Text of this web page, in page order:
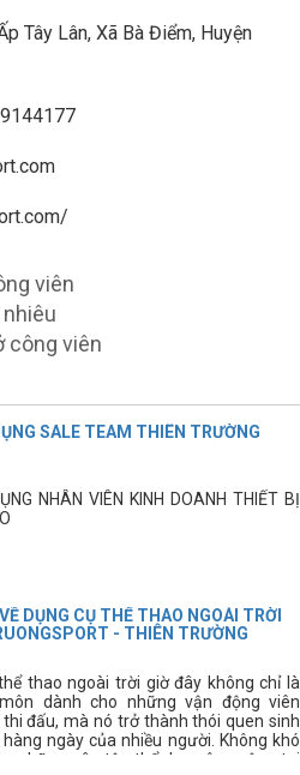
Tây Lân, Xã Bà Điểm, Huyện
viên
công viên
SALE TEAM THIÊN TRƯỜNG
NHÂN VIÊN KINH DOANH THIẾT BỊ
DỤNG CỤ THỂ THAO NGOÀI TRỜI
- THIÊN TRƯỜNG
thao ngoài trời giờ đây không chỉ là
dành cho những vận động viên
đấu, mà nó trở thành thói quen sinh
ngày của nhiều người. Không khó
những sân tập thể dục công cộng tại